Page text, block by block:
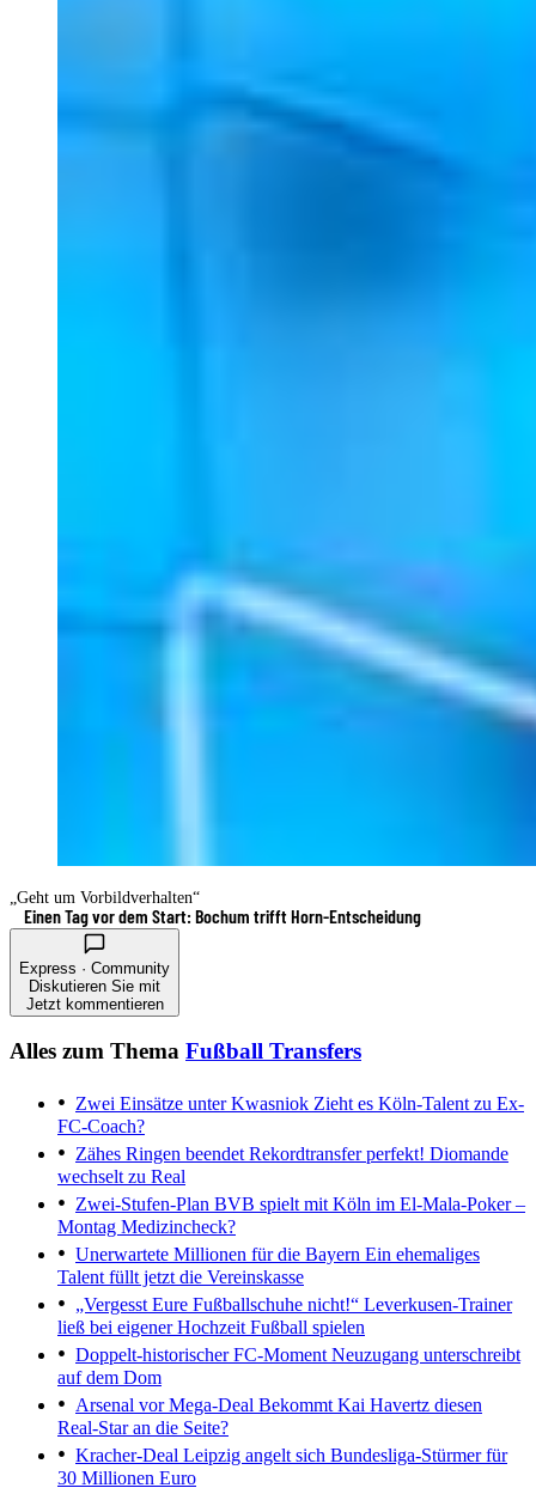
„Geht um Vorbildverhalten“
Einen Tag vor dem Start: Bochum trifft Horn-Entscheidung
Express · Community
Diskutieren Sie mit
Jetzt kommentieren
Alles zum Thema Fußball Transfers
Zwei Einsätze unter Kwasniok Zieht es Köln-Talent zu Ex-
FC-Coach?
Zähes Ringen beendet Rekordtransfer perfekt! Diomande
wechselt zu Real
Zwei-Stufen-Plan BVB spielt mit Köln im El-Mala-Poker –
Montag Medizincheck?
Unerwartete Millionen für die Bayern Ein ehemaliges
Talent füllt jetzt die Vereinskasse
„Vergesst Eure Fußballschuhe nicht!“ Leverkusen-Trainer
ließ bei eigener Hochzeit Fußball spielen
Doppelt-historischer FC-Moment Neuzugang unterschreibt
auf dem Dom
Arsenal vor Mega-Deal Bekommt Kai Havertz diesen
Real-Star an die Seite?
Kracher-Deal Leipzig angelt sich Bundesliga-Stürmer für
30 Millionen Euro